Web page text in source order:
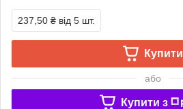
237,50 ₴ від 5 шт.
Купити
або
Купити з